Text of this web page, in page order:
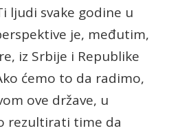
ljudi svake godine u
je, međutim,
iz Srbije i Republike
ćemo to da radimo,
ove države, u
rezultirati time da